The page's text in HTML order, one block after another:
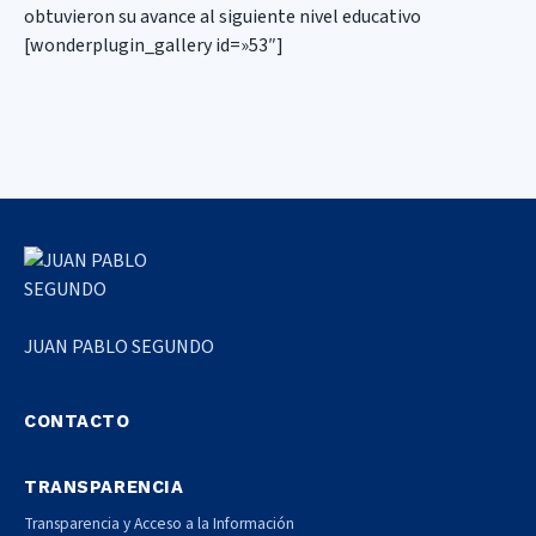
obtuvieron su avance al siguiente nivel educativo
[wonderplugin_gallery id=»53″]
JUAN PABLO SEGUNDO
CONTACTO
TRANSPARENCIA
Transparencia y Acceso a la Información